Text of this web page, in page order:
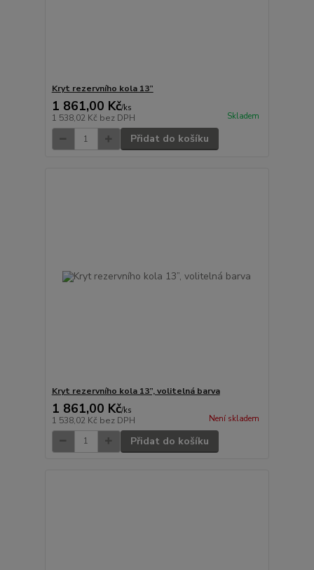
Kryt rezervního kola 13”
1 861,00 Kč/ks
1 538,02 Kč bez DPH Skladem
Přidat do košíku
Kryt rezervního kola 13”, volitelná barva
1 861,00 Kč/ks
1 538,02 Kč bez DPH Není skladem
Přidat do košíku